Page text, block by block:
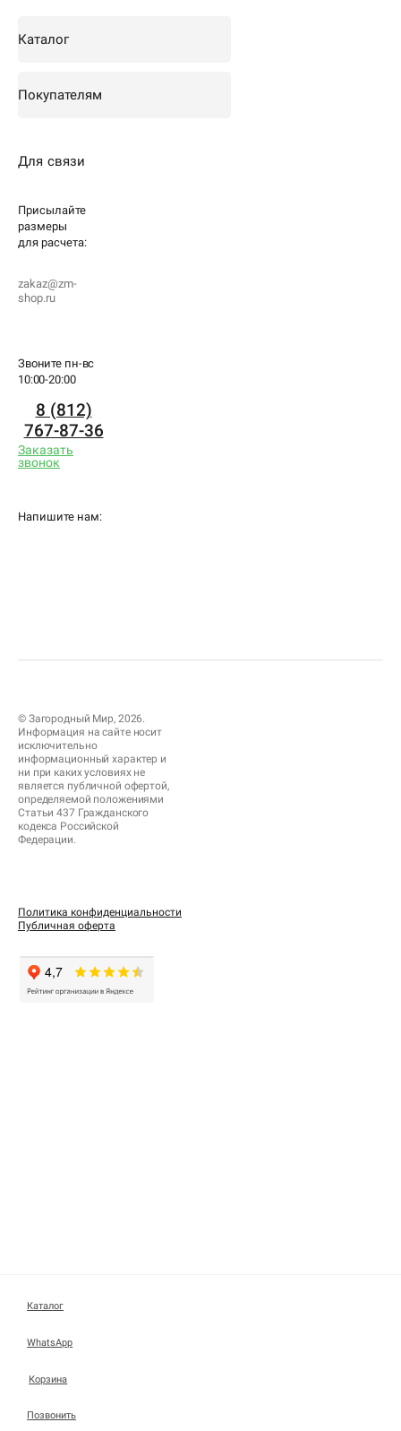
Каталог
WhatsApp
Корзина
Позвонить
Каталог
Покупателям
Для связи
Присылайте
размеры
для расчета:
zakaz@zm-
shop.ru
Звоните пн-вс
10:00-20:00
8 (812)
767-87-36
Заказать
звонок
Напишите нам:
© Загородный Мир, 2026.
Информация на сайте носит
исключительно
информационный характер и
ни при каких условиях не
является публичной офертой,
определяемой положениями
Статьи 437 Гражданского
кодекса Российской
Федерации.
Политика конфиденциальности
Публичная оферта